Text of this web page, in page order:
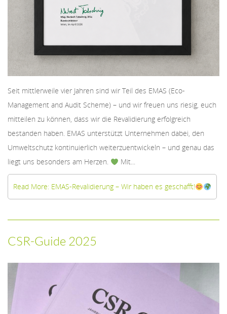
Seit mittlerweile vier Jahren sind wir Teil des EMAS (Eco-
Management and Audit Scheme) – und wir freuen uns riesig, euch
mitteilen zu können, dass wir die Revalidierung erfolgreich
bestanden haben. EMAS unterstützt Unternehmen dabei, den
Umweltschutz kontinuierlich weiterzuentwickeln – und genau das
liegt uns besonders am Herzen.
Mit...
Read More: EMAS-Revalidierung – Wir haben es geschafft!
CSR-Guide 2025